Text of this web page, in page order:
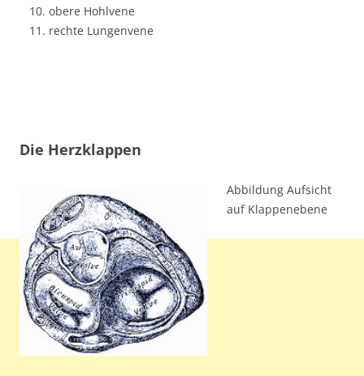
obere Hohlvene
rechte Lungenvene
Die Herzklappen
Abbildung Aufsicht
auf Klappenebene